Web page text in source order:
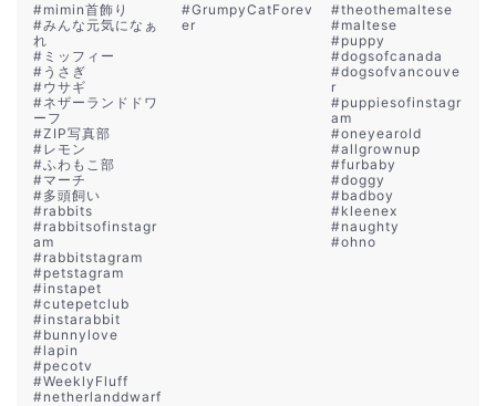
#mimin首飾り
#みんな元気になぁ
れ
# ミッフィー
# うさぎ
#ウサギ
#ネザーランドドワ
ーフ
#ZIP写真部
#レモン
#ふわもこ部
#マーチ
#多頭飼い
#rabbits
#rabbitsofinstagr
am
#rabbitstagram
#petstagram
#instapet
#cutepetclub
#instarabbit
#bunnylove
#lapin
#pecotv
#WeeklyFluff
#netherlanddwarf
#GrumpyCatForev
er
#theothemaltese
#maltese
#puppy
#dogsofcanada
#dogsofvancouve
r
#puppiesofinstagr
am
#oneyearold
#allgrownup
#furbaby
#doggy
#badboy
#kleenex
#naughty
#ohno